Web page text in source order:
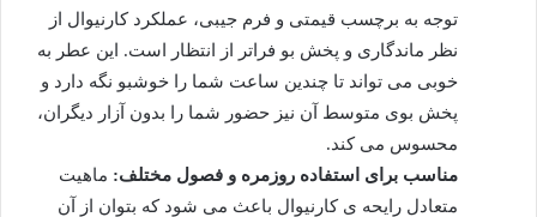
توجه به برچسب قیمتی و فرم جیبی، عملکرد کارنیوال از
نظر ماندگاری و پخش بو فراتر از انتظار است. این عطر به
خوبی می تواند تا چندین ساعت شما را خوشبو نگه دارد و
پخش بوی متوسط آن نیز حضور شما را بدون آزار دیگران،
محسوس می کند.
مناسب برای استفاده روزمره و فصول مختلف: ماهیت
متعادل رایحه ی کارنیوال باعث می شود که بتوان از آن